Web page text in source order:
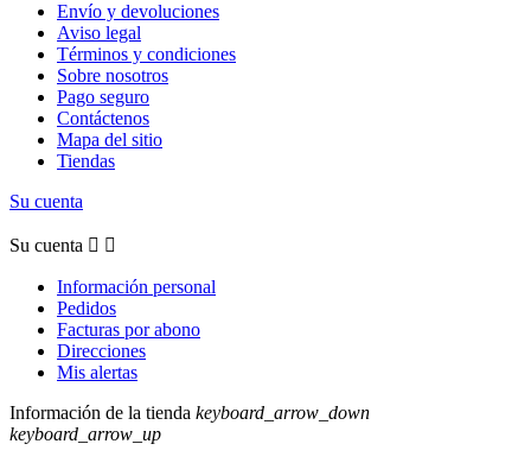
Envío y devoluciones
Aviso legal
Términos y condiciones
Sobre nosotros
Pago seguro
Contáctenos
Mapa del sitio
Tiendas
Su cuenta
Su cuenta  
Información personal
Pedidos
Facturas por abono
Direcciones
Mis alertas
Información de la tienda keyboard_arrow_down
keyboard_arrow_up